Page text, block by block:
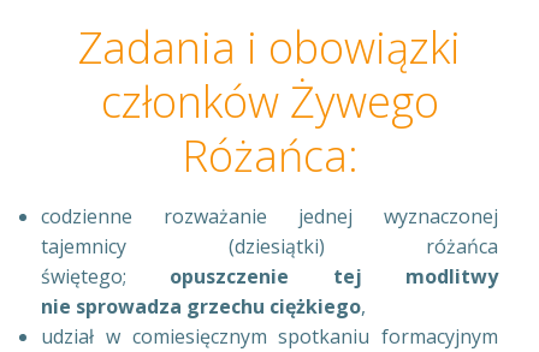
Zadania i obowiązki
członków Żywego
Różańca:
codzienne rozważanie jednej wyznaczonej
tajemnicy (dziesiątki) różańca
świętego; opuszczenie tej modlitwy
nie sprowadza grzechu ciężkiego,
udział w comiesięcznym spotkaniu formacyjnym